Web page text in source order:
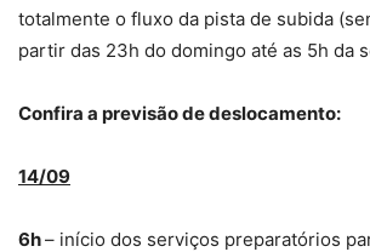
totalmente o fluxo da pista de subida
partir das 23h do domingo até as 5h da
Confira a previsão de deslocamento:
14/09
6h– início dos serviços preparatórios